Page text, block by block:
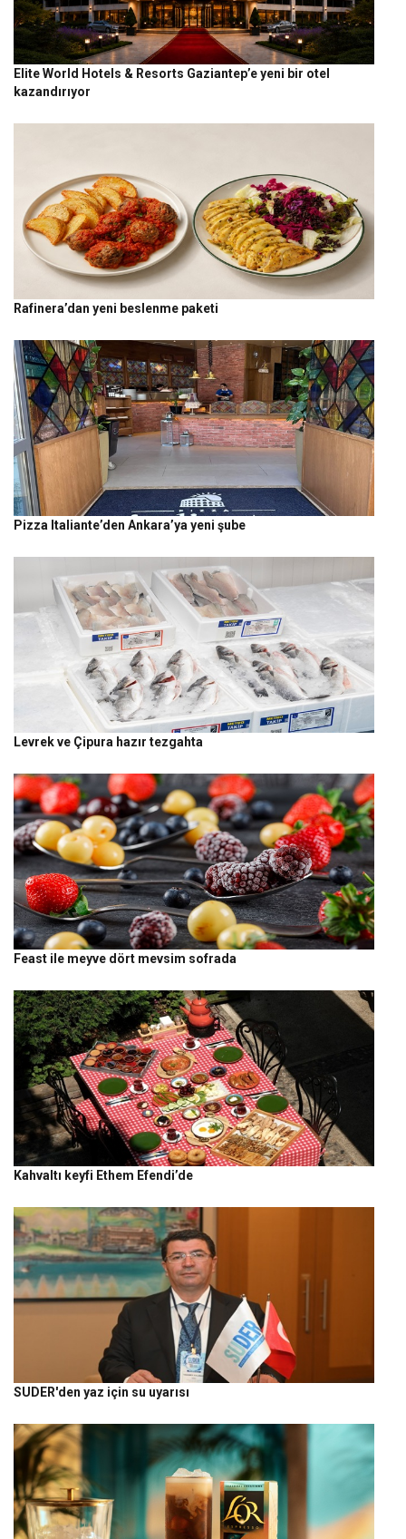
Elite World Hotels & Resorts Gaziantep’e yeni bir otel
kazandırıyor
Rafinera’dan yeni beslenme paketi
Pizza Italiante’den Ankara’ya yeni şube
Levrek ve Çipura hazır tezgahta
Feast ile meyve dört mevsim sofrada
Kahvaltı keyfi Ethem Efendi’de
SUDER'den yaz için su uyarısı